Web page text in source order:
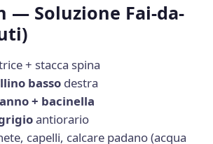
— Soluzione Fai-da-
+ stacca spina
basso destra
+ bacinella
antiorario
capelli, calcare padano (acqua